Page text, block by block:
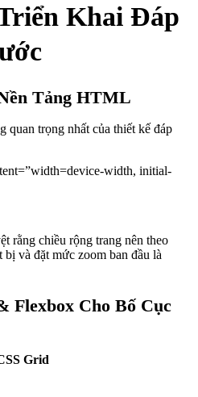
Khai Đáp
Tảng HTML
quan trọng nhất của thiết kế đáp
width, initial-
rằng chiều rộng trang nên theo
và đặt mức zoom ban đầu là
Flexbox Cho Bố Cục
Grid